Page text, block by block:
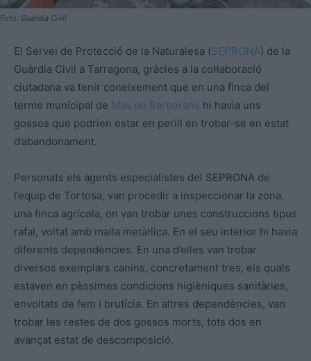
Foto: Guàrdia Civil
El Servei de Protecció de la Naturalesa (SEPRONA) de la
Guàrdia Civil a Tarragona, gràcies a la col·laboració
ciutadana va tenir coneixement que en una finca del
terme municipal de Mas de Barberans hi havia uns
gossos que podrien estar en perill en trobar-se en estat
d’abandonament.
Personats els agents especialistes del SEPRONA de
l’equip de Tortosa, van procedir a inspeccionar la zona,
una finca agrícola, on van trobar unes construccions tipus
rafal, voltat amb malla metàl·lica. En el seu interior hi havia
diferents dependències. En una d’elles van trobar
diversos exemplars canins, concretament tres, els quals
estaven en pèssimes condicions higièniques sanitàries,
envoltats de fem i brutícia. En altres dependències, van
trobar les restes de dos gossos morts, tots dos en
avançat estat de descomposició.